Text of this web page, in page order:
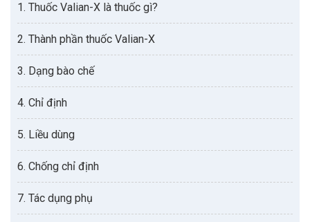
1. Thuốc Valian-X là thuốc gì?
2. Thành phần thuốc Valian-X
3. Dạng bào chế
4. Chỉ định
5. Liều dùng
6. Chống chỉ định
7. Tác dụng phụ